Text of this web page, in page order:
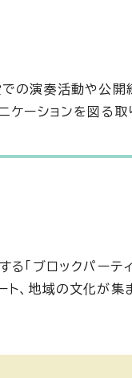
の演奏活動や公開
ーションを図る取
「ブロックパーティ
、地域の文化が集